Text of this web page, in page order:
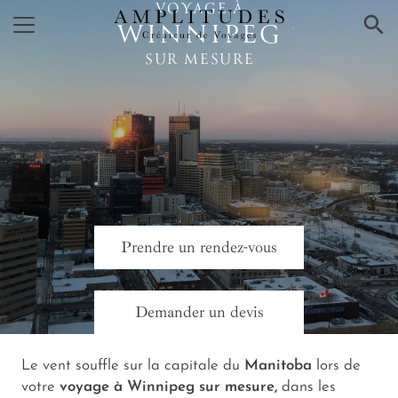
× VOYAGE À
WINNIPEG
SUR MESURE
Prendre un rendez-vous
Demander un devis
Le vent souffle sur la capitale du Manitoba lors de
votre voyage à Winnipeg sur mesure, dans les